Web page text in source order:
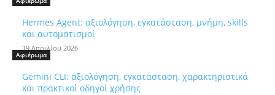
Hermes Agent: αξιολόγηση, εγκατάσταση, μνήμη, skills
και αυτοματισμοί
19 Απριλίου 2026
Αφιέρωμα
Gemini CLI: αξιολόγηση, εγκατάσταση, χαρακτηριστικά
και πρακτικοί οδηγοί χρήσης